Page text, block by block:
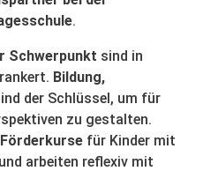
.
Schwerpunkt sind in
Bildung,
der Schlüssel, um für
zu gestalten.
für Kinder mit
arbeiten reflexiv mit